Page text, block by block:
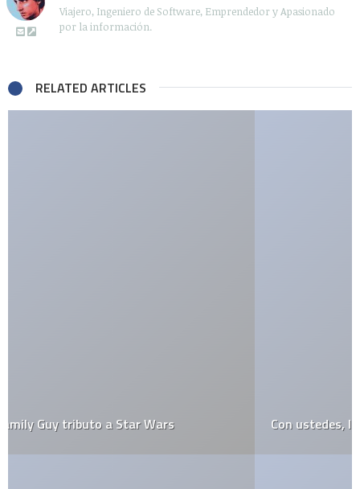
Viajero, Ingeniero de Software, Emprendedor y Apasionado
por la información.
RELATED ARTICLES
Con ustedes, la iBand